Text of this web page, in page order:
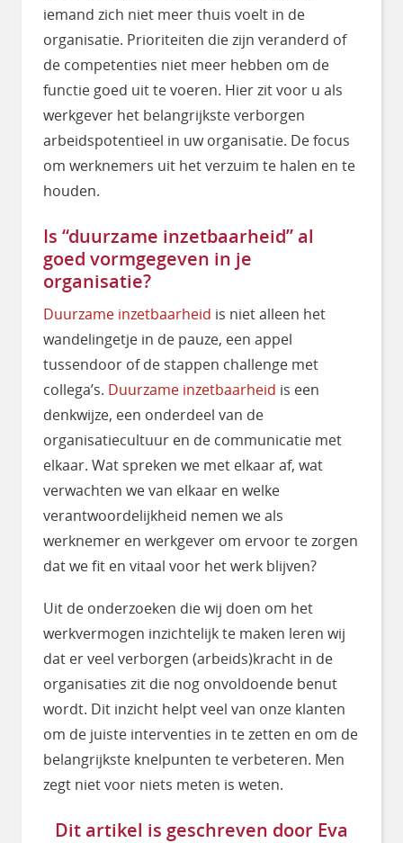
iemand zich niet meer thuis voelt in de
organisatie. Prioriteiten die zijn veranderd of
de competenties niet meer hebben om de
functie goed uit te voeren. Hier zit voor u als
werkgever het belangrijkste verborgen
arbeidspotentieel in uw organisatie. De focus
om werknemers uit het verzuim te halen en te
houden.
Is “duurzame inzetbaarheid” al
goed vormgegeven in je
organisatie?
Duurzame inzetbaarheid is niet alleen het
wandelingetje in de pauze, een appel
tussendoor of de stappen challenge met
collega’s. Duurzame inzetbaarheid is een
denkwijze, een onderdeel van de
organisatiecultuur en de communicatie met
elkaar. Wat spreken we met elkaar af, wat
verwachten we van elkaar en welke
verantwoordelijkheid nemen we als
werknemer en werkgever om ervoor te zorgen
dat we fit en vitaal voor het werk blijven?
Uit de onderzoeken die wij doen om het
werkvermogen inzichtelijk te maken leren wij
dat er veel verborgen (arbeids)kracht in de
organisaties zit die nog onvoldoende benut
wordt. Dit inzicht helpt veel van onze klanten
om de juiste interventies in te zetten en om de
belangrijkste knelpunten te verbeteren. Men
zegt niet voor niets meten is weten.
Dit artikel is geschreven door Eva